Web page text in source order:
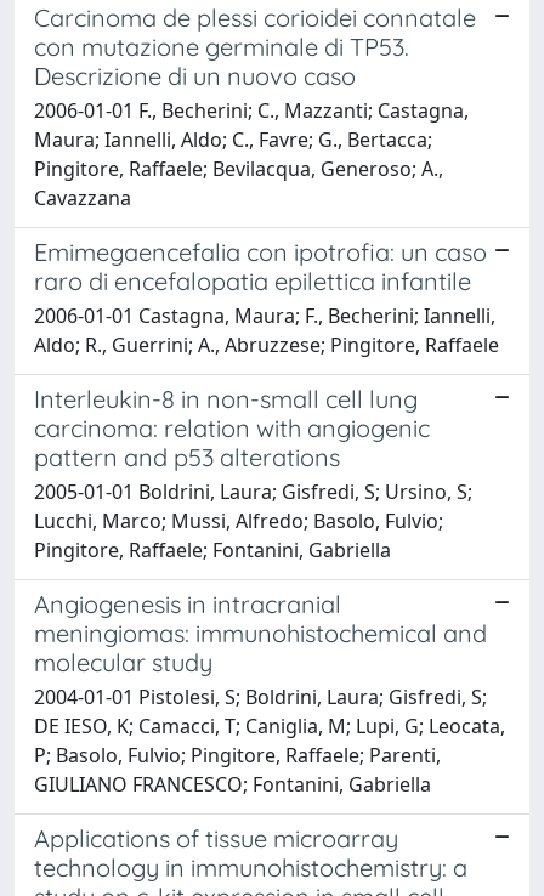
Carcinoma de plessi corioidei connatale
con mutazione germinale di TP53.
Descrizione di un nuovo caso
2006-01-01 F., Becherini; C., Mazzanti; Castagna,
Maura; Iannelli, Aldo; C., Favre; G., Bertacca;
Pingitore, Raffaele; Bevilacqua, Generoso; A.,
Cavazzana
Emimegaencefalia con ipotrofia: un caso
raro di encefalopatia epilettica infantile
2006-01-01 Castagna, Maura; F., Becherini; Iannelli,
Aldo; R., Guerrini; A., Abruzzese; Pingitore, Raffaele
Interleukin-8 in non-small cell lung
carcinoma: relation with angiogenic
pattern and p53 alterations
2005-01-01 Boldrini, Laura; Gisfredi, S; Ursino, S;
Lucchi, Marco; Mussi, Alfredo; Basolo, Fulvio;
Pingitore, Raffaele; Fontanini, Gabriella
Angiogenesis in intracranial
meningiomas: immunohistochemical and
molecular study
2004-01-01 Pistolesi, S; Boldrini, Laura; Gisfredi, S;
DE IESO, K; Camacci, T; Caniglia, M; Lupi, G; Leocata,
P; Basolo, Fulvio; Pingitore, Raffaele; Parenti,
GIULIANO FRANCESCO; Fontanini, Gabriella
Applications of tissue microarray
technology in immunohistochemistry: a